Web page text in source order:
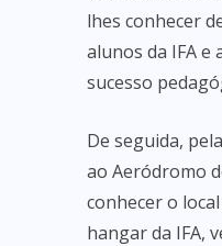
lhes conhecer
alunos da IFA
sucesso
De seguida,
ao Aeródromo
conhecer o
hangar da IFA,